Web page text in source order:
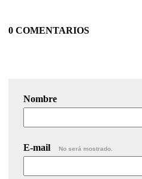
0 COMENTARIOS
Nombre
E-mail No será mostrado.